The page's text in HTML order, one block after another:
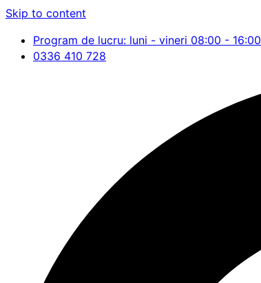
Skip to content
Program de lucru: luni - vineri 08:00 - 16:00
0336 410 728